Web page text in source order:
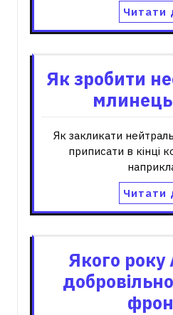
Читати
Як зробити
млинець
Як закликати
приписати в кінці
Читати
Якого